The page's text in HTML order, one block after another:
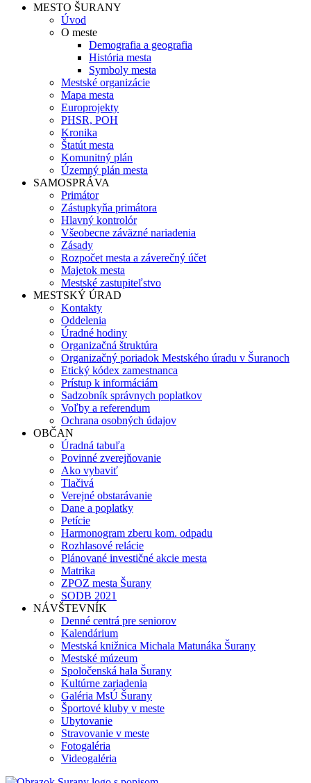
MESTO ŠURANY
Úvod
O meste
Demografia a geografia
História mesta
Symboly mesta
Mestské organizácie
Mapa mesta
Europrojekty
PHSR, POH
Kronika
Štatút mesta
Komunitný plán
Územný plán mesta
SAMOSPRÁVA
Primátor
Zástupkyňa primátora
Hlavný kontrolór
Všeobecne záväzné nariadenia
Zásady
Rozpočet mesta a záverečný účet
Majetok mesta
Mestské zastupiteľstvo
MESTSKÝ ÚRAD
Kontakty
Oddelenia
Úradné hodiny
Organizačná štruktúra
Organizačný poriadok Mestského úradu v Šuranoch
Etický kódex zamestnanca
Prístup k informáciám
Sadzobník správnych poplatkov
Voľby a referendum
Ochrana osobných údajov
OBČAN
Úradná tabuľa
Povinné zverejňovanie
Ako vybaviť
Tlačivá
Verejné obstarávanie
Dane a poplatky
Petície
Harmonogram zberu kom. odpadu
Rozhlasové relácie
Plánované investičné akcie mesta
Matrika
ZPOZ mesta Šurany
SODB 2021
NÁVŠTEVNÍK
Denné centrá pre seniorov
Kalendárium
Mestská knižnica Michala Matunáka Šurany
Mestské múzeum
Spoločenská hala Šurany
Kultúrne zariadenia
Galéria MsÚ Šurany
Športové kluby v meste
Ubytovanie
Stravovanie v meste
Fotogaléria
Videogaléria